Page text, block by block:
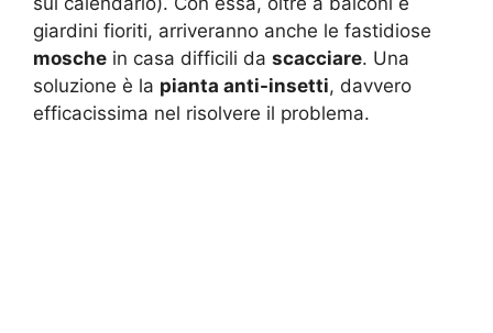
giardini fioriti, arriveranno anche le fastidiose
mosche in casa difficili da scacciare. Una
soluzione è la pianta anti-insetti, davvero
efficacissima nel risolvere il problema.